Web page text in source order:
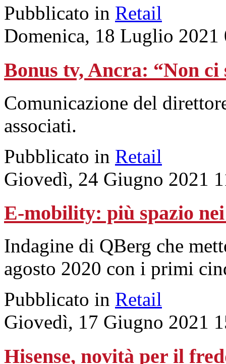
Pubblicato in Retail
Domenica, 18 Luglio 2021
Bonus tv, Ancra: “Non ci
Comunicazione del
associati.
Pubblicato in Retail
Giovedì, 24 Giugno 2021
E-mobility: più spazio
Indagine di QBerg che
agosto 2020 con i primi
Pubblicato in Retail
Giovedì, 17 Giugno 2021
Hisense, novità per il